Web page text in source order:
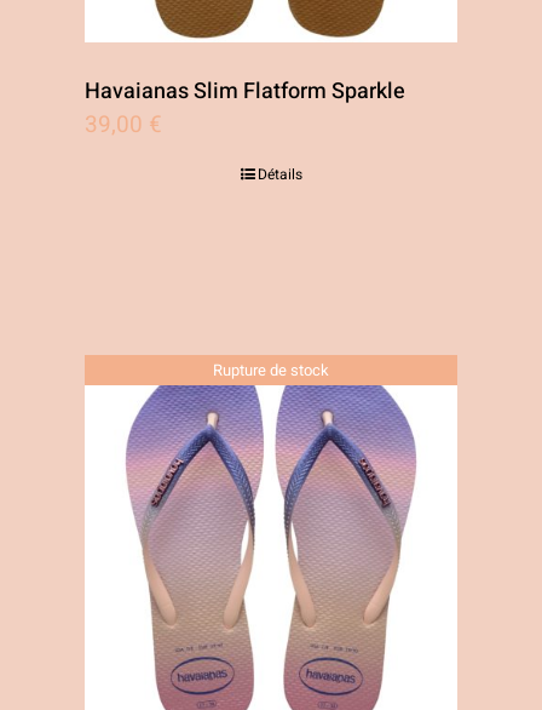
Havaianas Slim Flatform Sparkle
39,00 €
Détails
Rupture de stock